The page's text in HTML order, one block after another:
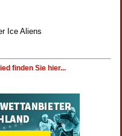
Ice Aliens
finden Sie hier...